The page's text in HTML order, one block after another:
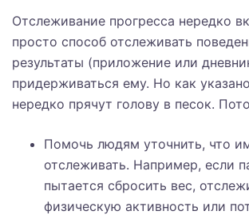
Отслеживание прогресса нередко
просто способ отслеживать
результаты (приложение или
придерживаться ему. Но как
нередко прячут голову в песок.
Помочь людям уточнить, что
отслеживать. Например, если
пытается сбросить вес,
физическую активность или